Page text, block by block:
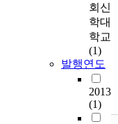
회신
학대
학교
(1)
발행연도
2013
(1)